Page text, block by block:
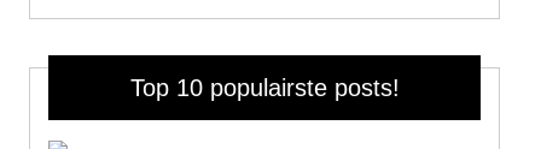
Top 10 populairste posts!